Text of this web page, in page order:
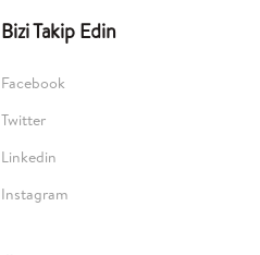
Bizi Takip Edin
Facebook
Twitter
Linkedin
Instagram